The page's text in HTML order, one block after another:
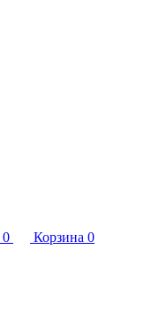
0 Корзина 0